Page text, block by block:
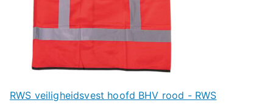
RWS veiligheidsvest hoofd BHV rood - RWS